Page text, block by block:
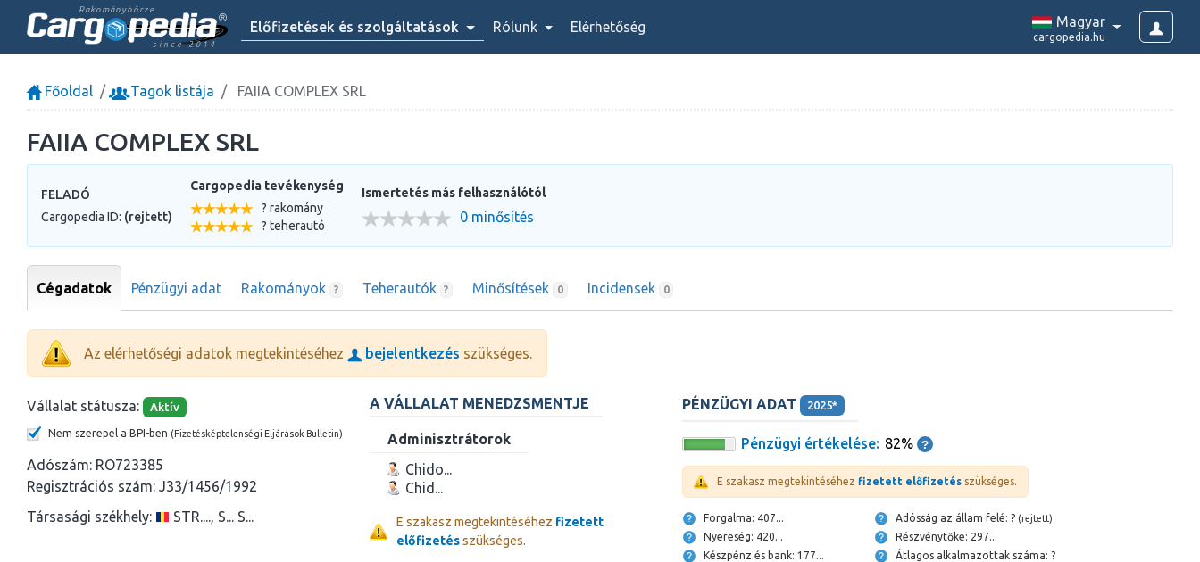
Rakománybörze
since 2014
Előfizetések és szolgáltatások Rólunk Elérhetőség Magyar
cargopedia.hu
Főoldal Tagok listája FAIIA COMPLEX SRL
FAIIA COMPLEX SRL
FELADÓ
Cargopedia ID: (rejtett)
Cargopedia tevékenység
? rakomány
? teherautó
Ismertetés más felhasználótól
0 minősítés
Cégadatok Pénzügyi adat Rakományok ? Teherautók ? Minősítések 0 Incidensek 0
Az elérhetőségi adatok megtekintéséhez bejelentkezés szükséges.
Vállalat státusza: Aktív
Nem szerepel a BPI-ben (Fizetésképtelenségi Eljárások Bulletin)
Adószám: RO723385
Regisztrációs szám: J33/1456/1992
Társasági székhely:
STR...., S... S...
A VÁLLALAT MENEDZSMENTJE
Adminisztrátorok
Chido...
Chid...
E szakasz megtekintéséhez fizetett
előfizetésszükséges.
PÉNZÜGYI ADAT 2025*
Pénzügyi értékelése: 82%
E szakasz megtekintéséhez fizetett előfizetés szükséges.
Forgalma: 407...
Nyereség: 420...
Készpénz és bank: 177...
Adósság az állam felé: ? (rejtett)
Részvénytőke: 297...
Átlagos alkalmazottak száma: ?